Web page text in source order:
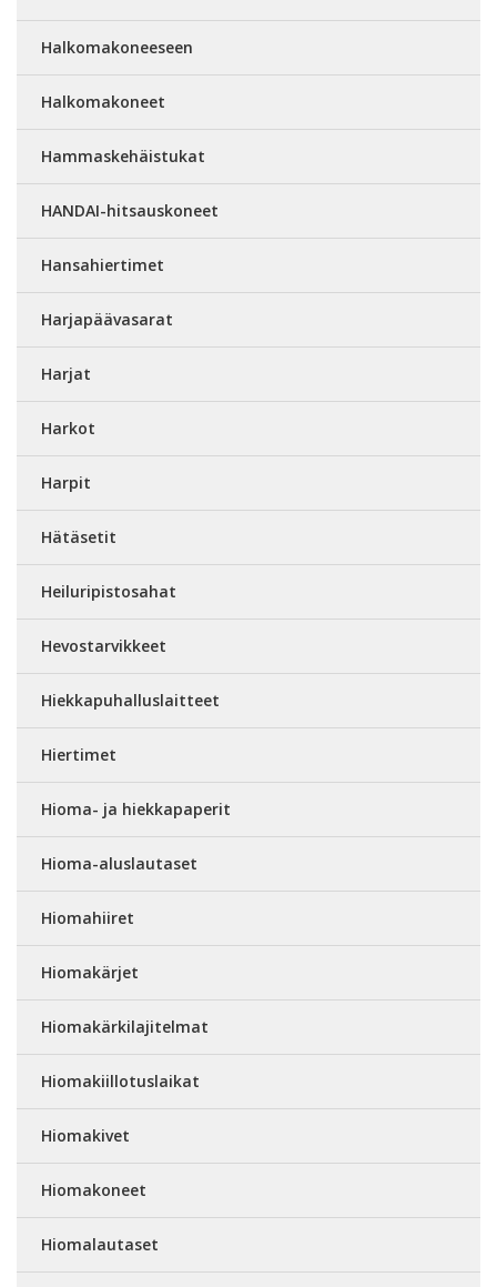
Halkomakoneeseen
Halkomakoneet
Hammaskehäistukat
HANDAI-hitsauskoneet
Hansahiertimet
Harjapäävasarat
Harjat
Harkot
Harpit
Hätäsetit
Heiluripistosahat
Hevostarvikkeet
Hiekkapuhalluslaitteet
Hiertimet
Hioma- ja hiekkapaperit
Hioma-aluslautaset
Hiomahiiret
Hiomakärjet
Hiomakärkilajitelmat
Hiomakiillotuslaikat
Hiomakivet
Hiomakoneet
Hiomalautaset